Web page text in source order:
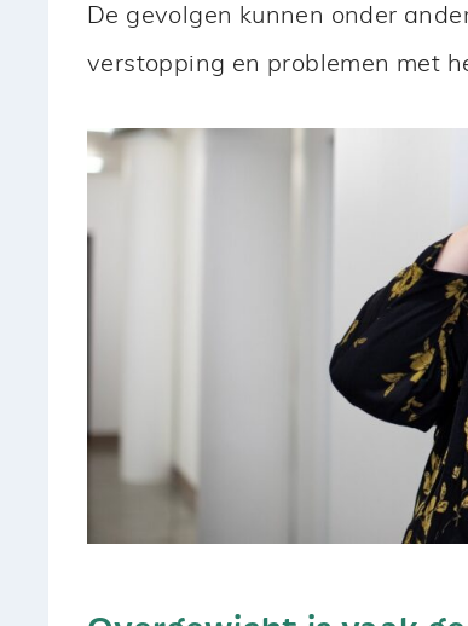
De gevolgen kunnen onder
verstopping en problemen met